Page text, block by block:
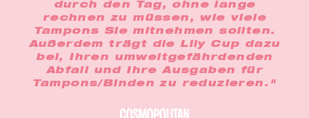
durch den Tag, ohne lange
rechnen zu müssen, wie viele
Tampons Sie mitnehmen sollten.
Außerdem trägt die Lily Cup dazu
bei, Ihren umweltgefährdenden
Abfall und Ihre Ausgaben für
Tampons/Binden zu reduzieren."